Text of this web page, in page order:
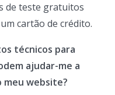
de teste gratuitos
cartão de crédito.
técnicos para
ajudar-me a
meu website?